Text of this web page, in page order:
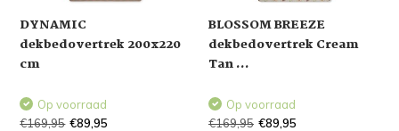
DYNAMIC
dekbedovertrek 200x220
cm
Op voorraad
€169,95 €89,95
BLOSSOM BREEZE
dekbedovertrek Cream
Tan ...
Op voorraad
€169,95 €89,95